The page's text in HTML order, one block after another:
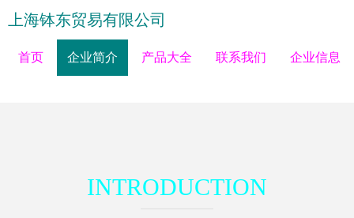
上海钵东贸易有限公司
首页 企业简介 产品大全 联系我们 企业信息
INTRODUCTION